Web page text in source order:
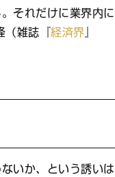
それだけに業界内に
雑誌『 経済界
いか、という誘いは